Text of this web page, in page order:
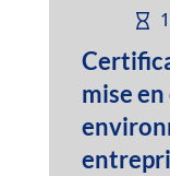
mise